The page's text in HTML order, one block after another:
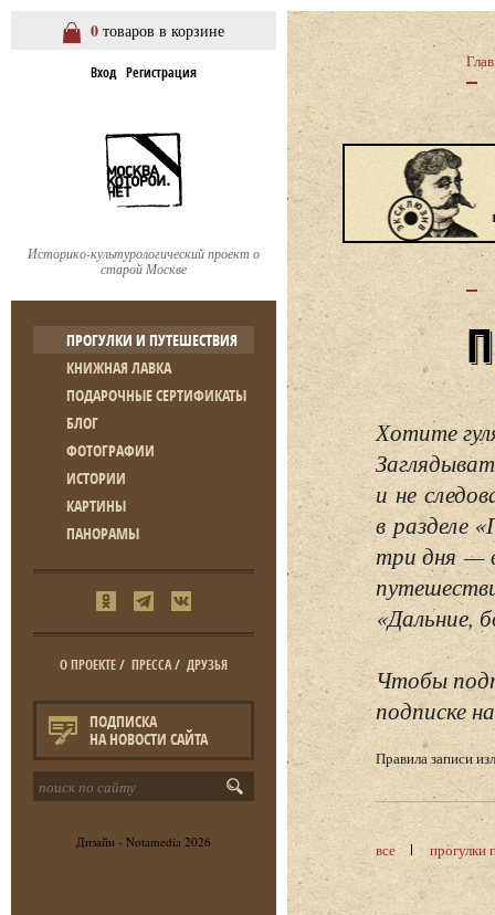
0 товаров в корзине
Вход Регистрация
Историко-культурологический проект о
старой Москве
ПРОГУЛКИ И ПУТЕШЕСТВИЯ
КНИЖНАЯ ЛАВКА
ПОДАРОЧНЫЕ СЕРТИФИКАТЫ
БЛОГ
ФОТОГРАФИИ
ИСТОРИИ
КАРТИНЫ
ПАНОРАМЫ
О ПРОЕКТЕ/ ПРЕССА/ ДРУЗЬЯ
ПОДПИСКА
НА НОВОСТИ САЙТА
Дизайн - Notamedia 2026
Хотите
и не
в разделе
три дня —
«Дальние,
Чтобы
подписке
Правила записи
все прогулки